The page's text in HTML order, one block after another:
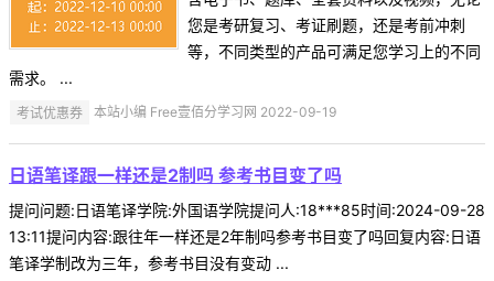
您是考研复习、考证刷题，还是考前冲刺
等，不同类型的产品可满足您学习上的不同
需求。 ...
考试优惠券 本站小编 Free壹佰分学习网 2022-09-19
日语笔译跟一样还是2制吗 参考书目变了吗
提问问题:日语笔译学院:外国语学院提问人:18***85时间:2024-09-28
13:11提问内容:跟往年一样还是2年制吗参考书目变了吗回复内容:日语
笔译学制改为三年，参考书目没有变动 ...